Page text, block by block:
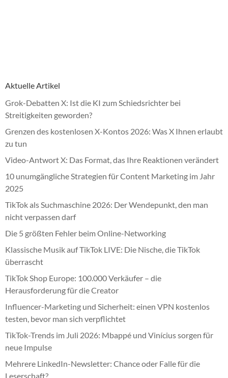
Aktuelle Artikel
Grok-Debatten X: Ist die KI zum Schiedsrichter bei
Streitigkeiten geworden?
Grenzen des kostenlosen X-Kontos 2026: Was X Ihnen erlaubt
zu tun
Video-Antwort X: Das Format, das Ihre Reaktionen verändert
10 unumgängliche Strategien für Content Marketing im Jahr
2025
TikTok als Suchmaschine 2026: Der Wendepunkt, den man
nicht verpassen darf
Die 5 größten Fehler beim Online-Networking
Klassische Musik auf TikTok LIVE: Die Nische, die TikTok
überrascht
TikTok Shop Europe: 100.000 Verkäufer – die
Herausforderung für die Creator
Influencer-Marketing und Sicherheit: einen VPN kostenlos
testen, bevor man sich verpflichtet
TikTok-Trends im Juli 2026: Mbappé und Vinícius sorgen für
neue Impulse
Mehrere LinkedIn-Newsletter: Chance oder Falle für die
Leserschaft?